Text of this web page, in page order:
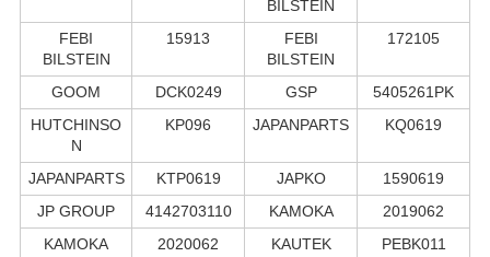
BILSTEIN
FEBI
BILSTEIN
15913
FEBI
BILSTEIN
172105
GOOM DCK0249 GSP
5405261PK
HUTCHINSO
N
KP096 JAPANPARTS KQ0619
JAPANPARTS KTP0619 JAPKO
1590619
JP GROUP
4142703110 KAMOKA
2019062
KAMOKA
2020062 KAUTEK
PEBK011